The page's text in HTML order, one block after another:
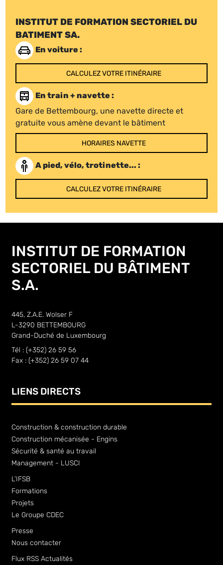
INSTITUT DE FORMATION SECTORIEL DU
BATIMENT SA.
En voiture :
CALCULEZ VOTRE ITINÉRAIRE
En train + navette :
Gare de Bettembourg, une navette directe et
gratuite vous amène devant le bâtiment
HORAIRES NAVETTE
A pied, vélo, trotinette... :
CALCULEZ VOTRE ITINÉRAIRE
INSTITUT DE FORMATION
SECTORIEL DU BÂTIMENT
S.A.
445, Z.A.E. Wolser F
L-3290 BETTEMBOURG
Grand-Duché de Luxembourg
Tél : (+352) 26 59 56
Fax : (+352) 26 59 07 44
LIENS DIRECTS
Construction & construction durable
Construction mécanisée - Engins
Sécurité & santé au travail
Management - LUSCI
L’IFSB
Formations
Projets
Le Groupe CDEC
Presse
Nous contacter
Flux RSS Actualités